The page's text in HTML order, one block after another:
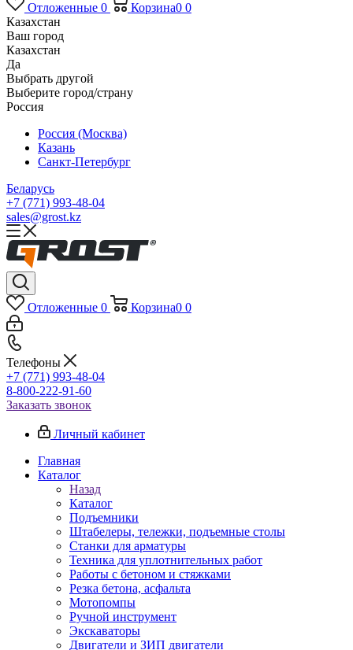
Отложенные 0 Корзина0 0
Казахстан
Ваш город
Казахстан
Да
Выбрать другой
Выберите город/страну
Россия
Россия (Москва)
Казань
Санкт-Петербург
Беларусь
+7 (771) 993-48-04
sales@grost.kz
Отложенные 0 Корзина0 0
Телефоны
+7 (771) 993-48-04
8-800-222-91-60
Заказать звонок
Личный кабинет
Главная
Каталог
Назад
Каталог
Подъемники
Штабелеры, тележки, подъемные столы
Станки для арматуры
Техника для уплотнительных работ
Работы с бетоном и стяжками
Резка бетона, асфальта
Мотопомпы
Ручной инструмент
Экскаваторы
Двигатели и ЗИП двигатели